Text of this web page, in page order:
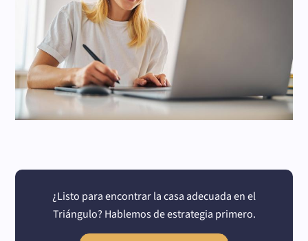
¿Listo para encontrar la casa adecuada en el
Triángulo? Hablemos de estrategia primero.